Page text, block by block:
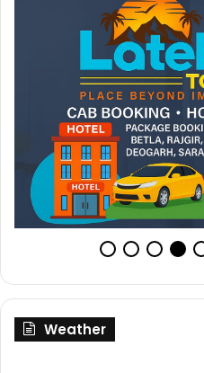
Weather